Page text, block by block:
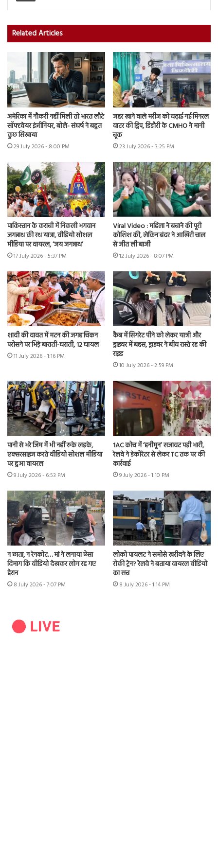
Related Articles
अमेरिका में नौकरी नहीं मिली तो भारत लौटे
सॉफ्टवेयर इंजीनियर, बोले- संघर्ष ने बहुत
कुछ सिखाया
29 July 2026 - 8:00 PM
जहर खाने वाले मरीज को चढ़ाई गई मिनरल
वाटर की ड्रिप, डिंडौरी के CMHO ने मानी
चूक
23 July 2026 - 3:25 PM
पाकिस्तान के कराची में निकली भगवान
जगन्नाथ की रथ यात्रा, वीडियो सोशल
मीडिया पर वायरल, ‘जय जगन्नाथ’
17 July 2026 - 5:37 PM
Viral Video : महिला ने बचाने की पूरी
कोशिश की, लेकिन बंदर ने आखिरी चाल
से जीत ली बाजी
12 July 2026 - 8:07 PM
शादी की दावत में मटन की जगह चिकन
परोसने पर भिड़े बाराती-घराती, 12 घायल
11 July 2026 - 1:16 PM
कैब में सिगरेट पीने को लेकर यात्री और
ड्राइवर में बहस, ड्राइवर ने बीच रास्ते रद्द की
राइड
10 July 2026 - 2:59 PM
पानी से भरे जिम में भी नहीं रुके लड़के,
एक्सरसाइज करते वीडियो सोशल मीडिया
पर हुआ वायरल
9 July 2026 - 6:53 PM
1AC कोच में ‘हनीमून’ सजावट पड़ी भारी,
रेलवे ने डेकोरेटर से लेकर TC तक पर की
कार्रवाई
9 July 2026 - 1:10 PM
न छाता, न रेनकोट… मां ने लगाया ऐसा
दिमाग कि वीडियो देखकर लोग रह गए
हैरान
8 July 2026 - 7:07 PM
लोको पायलट ने समोसे खरीदने के लिए
रोकी ट्रेन? रेलवे ने बताया वायरल वीडियो
का सच
8 July 2026 - 1:14 PM